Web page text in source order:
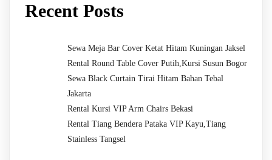
Recent Posts
Sewa Meja Bar Cover Ketat Hitam Kuningan Jaksel
Rental Round Table Cover Putih,Kursi Susun Bogor
Sewa Black Curtain Tirai Hitam Bahan Tebal
Jakarta
Rental Kursi VIP Arm Chairs Bekasi
Rental Tiang Bendera Pataka VIP Kayu,Tiang
Stainless Tangsel